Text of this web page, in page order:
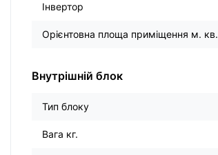
Інвертор
Орієнтовна площа приміщення м. кв.
Внутрішній блок
Тип блоку
Вага кг.